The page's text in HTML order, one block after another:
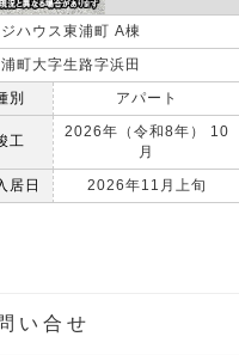
ジハウス東浦町 A棟
町大字生路字浜田
別 アパート
工
2026年（令和8年） 10
月
居日 2026年11月上旬
い合せ